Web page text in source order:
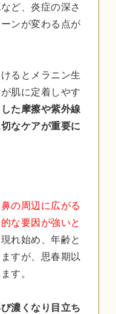
ど、炎症の深さ
ンが変わる点が
るとメラニン生
肌に定着しやす
た摩擦や紫外線
なケアが重要に
の周辺に広がる
な要因が強いと
れ始め、年齢と
すが、思春期以
す。
濃くなり目立ち